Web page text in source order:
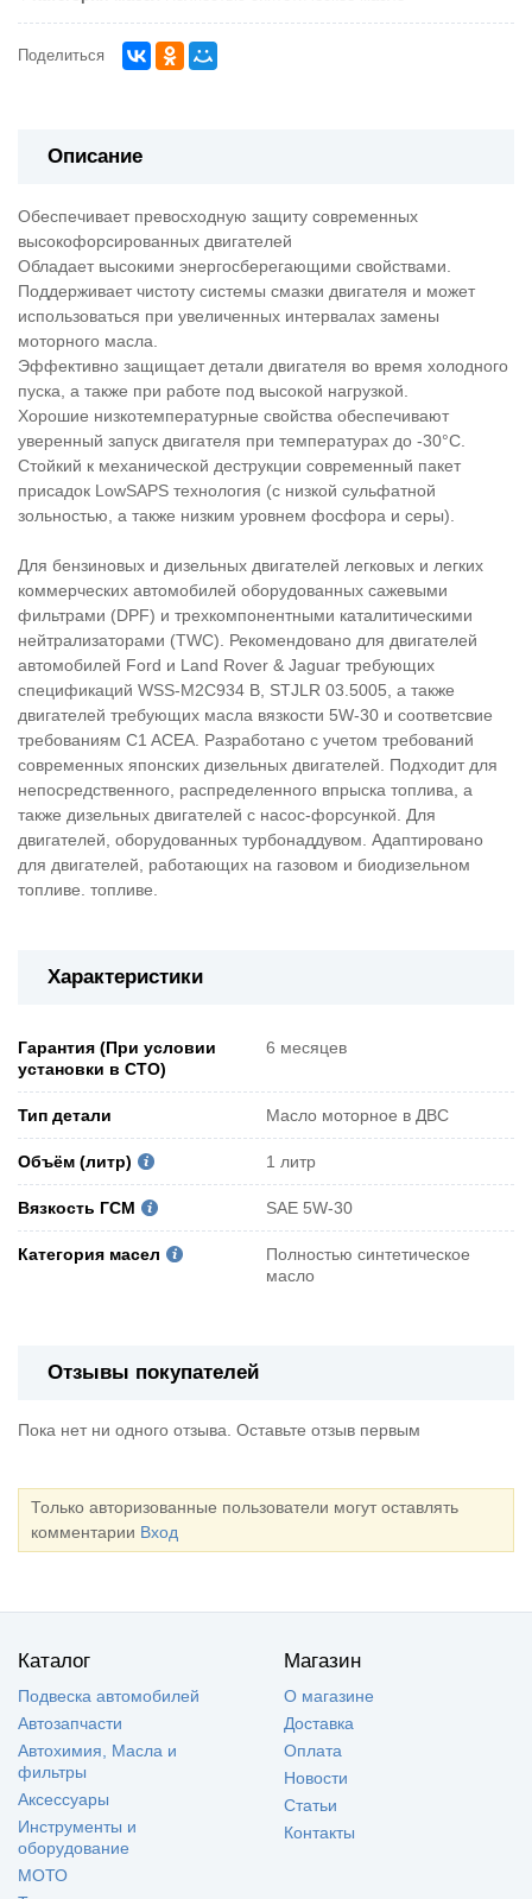
Поделиться
Описание
Обеспечивает превосходную защиту современных
высокофорсированных двигателей
Обладает высокими энергосберегающими свойствами.
Поддерживает чистоту системы смазки двигателя и может
использоваться при увеличенных интервалах замены
моторного масла.
Эффективно защищает детали двигателя во время холодного
пуска, а также при работе под высокой нагрузкой.
Хорошие низкотемпературные свойства обеспечивают
уверенный запуск двигателя при температурах до -30°С.
Стойкий к механической деструкции современный пакет
присадок LowSAPS технология (с низкой сульфатной
зольностью, а также низким уровнем фосфора и серы).
Для бензиновых и дизельных двигателей легковых и легких
коммерческих автомобилей оборудованных сажевыми
фильтрами (DPF) и трехкомпонентными каталитическими
нейтрализаторами (TWC). Рекомендовано для двигателей
автомобилей Ford и Land Rover & Jaguar требующих
спецификаций WSS-M2C934 B, STJLR 03.5005, а также
двигателей требующих масла вязкости 5W-30 и соответсвие
требованиям C1 ACEA. Разработано с учетом требований
современных японских дизельных двигателей. Подходит для
непосредственного, распределенного впрыска топлива, а
также дизельных двигателей с насос-форсункой. Для
двигателей, оборудованных турбонаддувом. Адаптировано
для двигателей, работающих на газовом и биодизельном
топливе. топливе.
Характеристики
Гарантия (При условии
установки в СТО)
6 месяцев
Тип детали Масло моторное в ДВС
Объём (литр) 1 литр
Вязкость ГСМ SAE 5W-30
Категория масел
Полностью синтетическое
масло
Отзывы покупателей
Пока нет ни одного отзыва. Оставьте отзыв первым
Только авторизованные пользователи могут оставлять
комментарии Вход
Каталог
Подвеска автомобилей
Автозапчасти
Автохимия, Масла и
фильтры
Аксессуары
Инструменты и
оборудование
МОТО
Магазин
О магазине
Доставка
Оплата
Новости
Статьи
Контакты